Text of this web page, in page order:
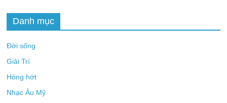
Danh mục
Đời sống
Giải Trí
Hóng hớt
Nhạc Âu Mỹ